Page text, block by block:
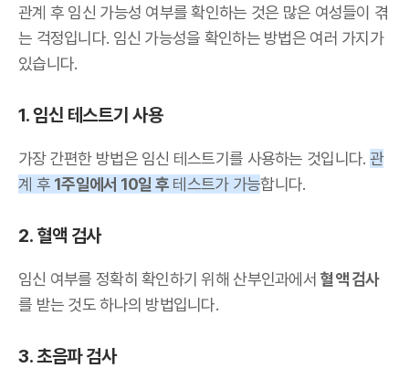
관계 후 임신 가능성 여부를 확인하는 것은 많은 여성들이 겪
는 걱정입니다. 임신 가능성을 확인하는 방법은 여러 가지가
있습니다.
1. 임신 테스트기 사용
가장 간편한 방법은 임신 테스트기를 사용하는 것입니다. 관
계 후 1주일에서 10일 후 테스트가 가능합니다.
2. 혈액 검사
임신 여부를 정확히 확인하기 위해 산부인과에서혈액 검사
를 받는 것도 하나의 방법입니다.
3. 초음파 검사